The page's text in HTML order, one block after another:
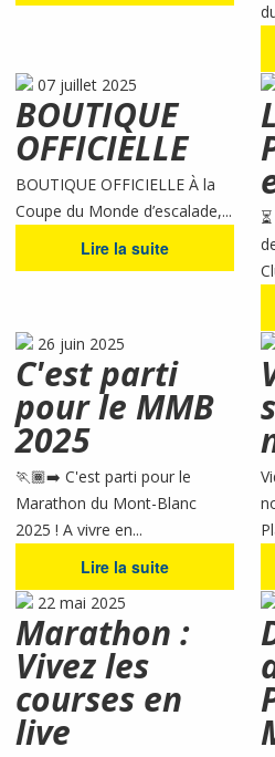
07 juillet 2025
BOUTIQUE
OFFICIELLE
BOUTIQUE OFFICIELLE À la
Coupe du Monde d’escalade,...
Lire la suite
26 juin 2025
C'est parti
pour le MMB
2025
🏃🏾‍➡️ C'est parti pour le
Marathon du Mont-Blanc
2025 ! A vivre en...
Lire la suite
22 mai 2025
Marathon :
Vivez les
courses en
live